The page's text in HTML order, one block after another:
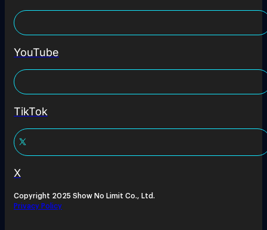
YouTube
TikTok
X
Copyright 2025 Show No Limit Co., Ltd.
Privacy Policy